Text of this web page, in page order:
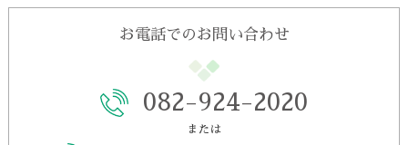
お電話でのお問い合わせ
082-924-2020
または